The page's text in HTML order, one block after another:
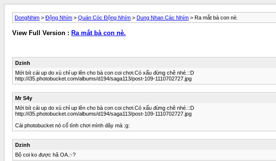
DongNhim > Động Nhím > Quán Cóc Động Nhím > Dung Nhan Các Nhím > Ra mắt bà con nè.
View Full Version : Ra mắt bà con nè.
Dzinh
Mới bít cái up do xù chỉ up lên cho bà con coi chơi.Có xấu đừng chê nhé.::D
http://i35.photobucket.com/albums/d194/saga113/post-109-1110702727.jpg
Mr S4y
Mới bít cái up do xù chỉ up lên cho bà con coi chơi.Có xấu đừng chê nhé.::D
http://i35.photobucket.com/albums/d194/saga113/post-109-1110702727.jpg
Cái photobucket nó cố tình chơi mình đây mà :g:
Dzinh
Bộ coi ko được hã OA.:-?